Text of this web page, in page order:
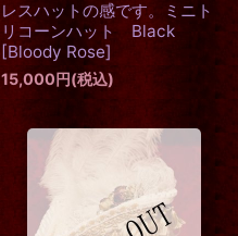
レスハットの感です。ミニト
リコーンハット Black
[Bloody Rose]
15,000円(税込)